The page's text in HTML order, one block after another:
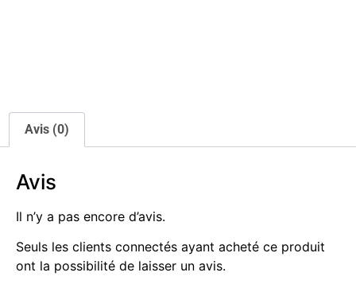
Avis (0)
Avis
Il n’y a pas encore d’avis.
Seuls les clients connectés ayant acheté ce produit
ont la possibilité de laisser un avis.